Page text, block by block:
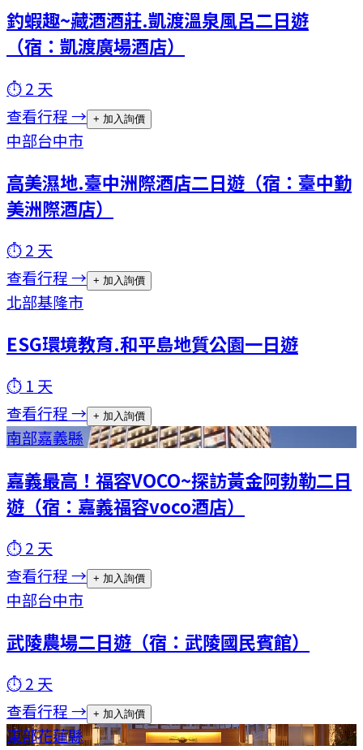
釣蝦趣~藏酒酒莊.凱渡溫泉風呂二日遊
（宿：凱渡廣場酒店）
⏱2 天
查看行程 → + 加入詢價
中部台中市
高美濕地.臺中洲際酒店二日遊（宿：臺中勤
美洲際酒店）
⏱2 天
查看行程 → + 加入詢價
北部基隆市
ESG環境教育.和平島地質公園一日遊
⏱ 1 天
查看行程 → + 加入詢價
南部嘉義縣
嘉義最高！福容VOCO~探訪黃金阿勃勒二日
遊（宿：嘉義福容voco酒店）
⏱2 天
查看行程 → + 加入詢價
中部台中市
武陵農場二日遊（宿：武陵國民賓館）
⏱2 天
查看行程 → + 加入詢價
東部花蓮縣